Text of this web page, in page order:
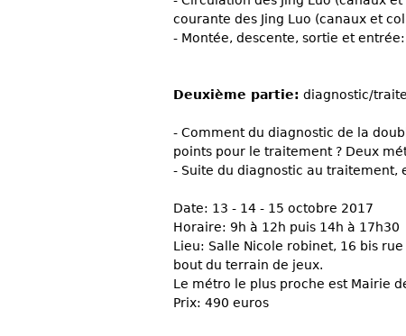
courante des Jing Luo (canaux et
- Montée, descente, sortie et
Deuxième partie: diagnostic/
- Comment du diagnostic de la
points pour le traitement ? Deux
- Suite du diagnostic au traitement,
Date: 13 - 14 - 15 octobre 2017
Horaire: 9h à 12h puis 14h à 17h30
Lieu: Salle Nicole robinet, 16 bis
bout du terrain de jeux.
Le métro le plus proche est Mairie
Prix: 490 euros